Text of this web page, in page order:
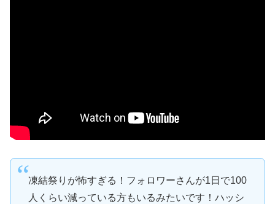
凍結祭りが怖すぎる！フォロワーさんが1日で100
人くらい減っている方もいるみたいです！ハッシ